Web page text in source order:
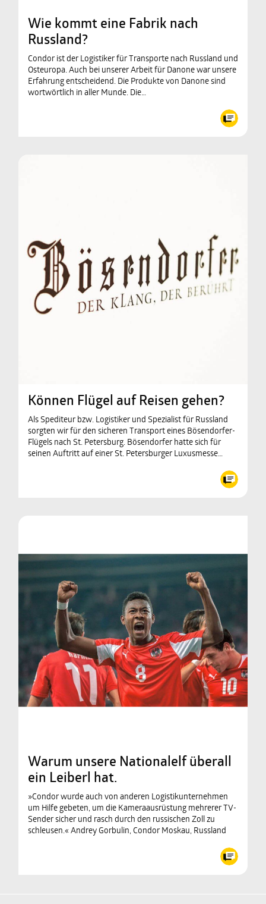
Wie kommt eine Fabrik nach
Russland?
Condor ist der Logistiker für Transporte nach Russland und
Osteuropa. Auch bei unserer Arbeit für Danone war unsere
Erfahrung entscheidend. Die Produkte von Danone sind
wortwörtlich in aller Munde. Die…
Können Flügel auf Reisen gehen?
Als Spediteur bzw. Logistiker und Spezialist für Russland
sorgten wir für den sicheren Transport eines Bösendorfer-
Flügels nach St. Petersburg. Bösendorfer hatte sich für
seinen Auftritt auf einer St. Petersburger Luxusmesse…
Warum unsere Nationalelf überall
ein Leiberl hat.
»Condor wurde auch von anderen Logistikunternehmen
um Hilfe gebeten, um die Kameraausrüstung mehrerer TV-
Sender sicher und rasch durch den russischen Zoll zu
schleusen.« Andrey Gorbulin, Condor Moskau, Russland